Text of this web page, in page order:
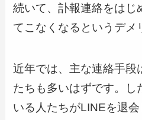
続いて、訃報連絡をはじ
てこなくなるというデメ
近年では、主な連絡手段
たちも多いはずです。し
いる人たちがLINEを退